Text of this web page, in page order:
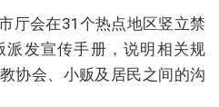
厅会在31个热点地区竖立禁
发宣传手册，说明相关规
协会、小贩及居民之间的沟